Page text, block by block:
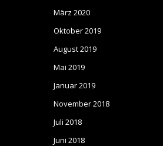
März 2020
Oktober 2019
August 2019
Mai 2019
Januar 2019
November 2018
Juli 2018
Juni 2018